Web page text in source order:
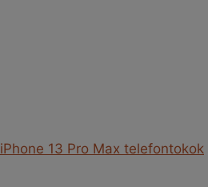
iPhone 13 Pro Max telefontokok